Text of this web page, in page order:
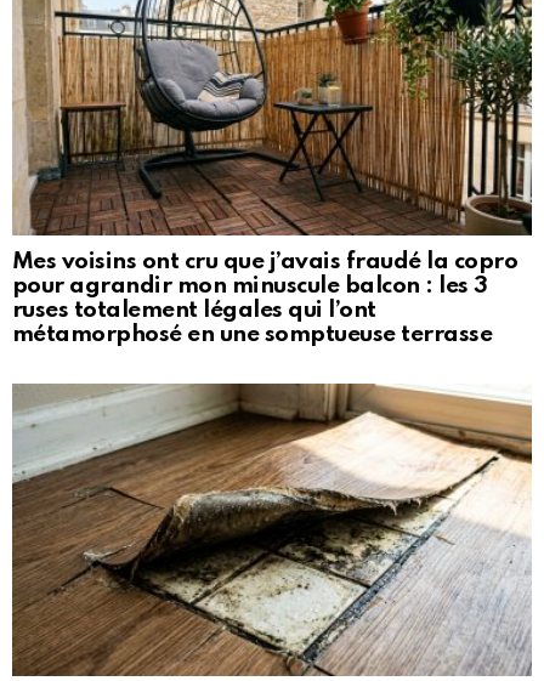
Mes voisins ont cru que j’avais fraudé la copro
pour agrandir mon minuscule balcon : les 3
ruses totalement légales qui l’ont
métamorphosé en une somptueuse terrasse